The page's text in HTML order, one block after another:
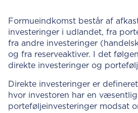
Formueindkomst består af
investeringer i udlandet, fra
fra andre investeringer
og fra reserveaktiver. I det
direkte investeringer og
Direkte investeringer er
hvor investoren har en
porteføljeinvesteringer modsat